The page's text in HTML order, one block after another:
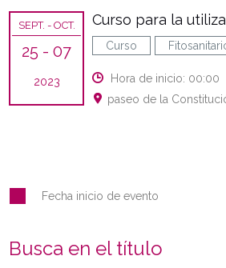
SEPT. - OCT.
25 - 07
2023
Curso para la
Curso
Hora de inicio: 00:00
paseo de la
Fecha inicio de evento
Busca en el título